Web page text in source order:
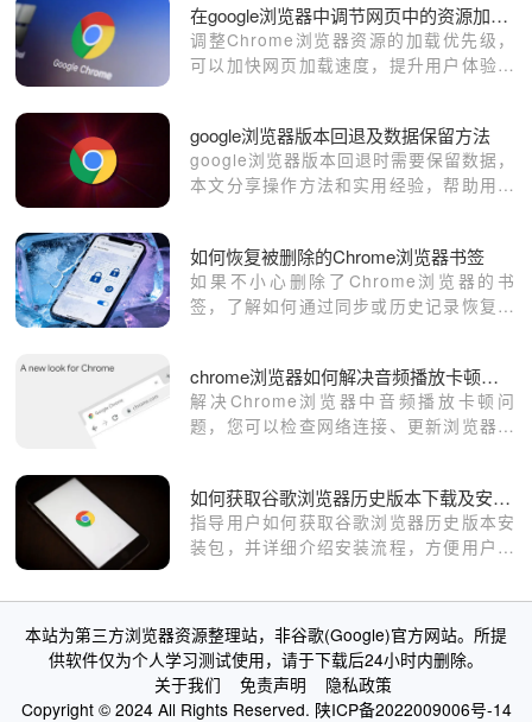
在google浏览器中调节网页中的资源加载优先级
调整Chrome浏览器资源的加载优先级，
可以加快网页加载速度，提升用户体验，
google浏览器版本回退及数据保留方法
google浏览器版本回退时需要保留数据，
本文分享操作方法和实用经验，帮助用户
如何恢复被删除的Chrome浏览器书签
如果不小心删除了Chrome浏览器的书
签，了解如何通过同步或历史记录恢复丢
chrome浏览器如何解决音频播放卡顿问题
解决Chrome浏览器中音频播放卡顿问
题，您可以检查网络连接、更新浏览器或
如何获取谷歌浏览器历史版本下载及安装步骤
指导用户如何获取谷歌浏览器历史版本安
装包，并详细介绍安装流程，方便用户根
本站为第三方浏览器资源整理站，非谷歌(Google)官方网站。所提
供软件仅为个人学习测试使用，请于下载后24小时内删除。
关于我们
免责声明
隐私政策
Copyright © 2024 All Rights Reserved. 陕ICP备2022009006号-14